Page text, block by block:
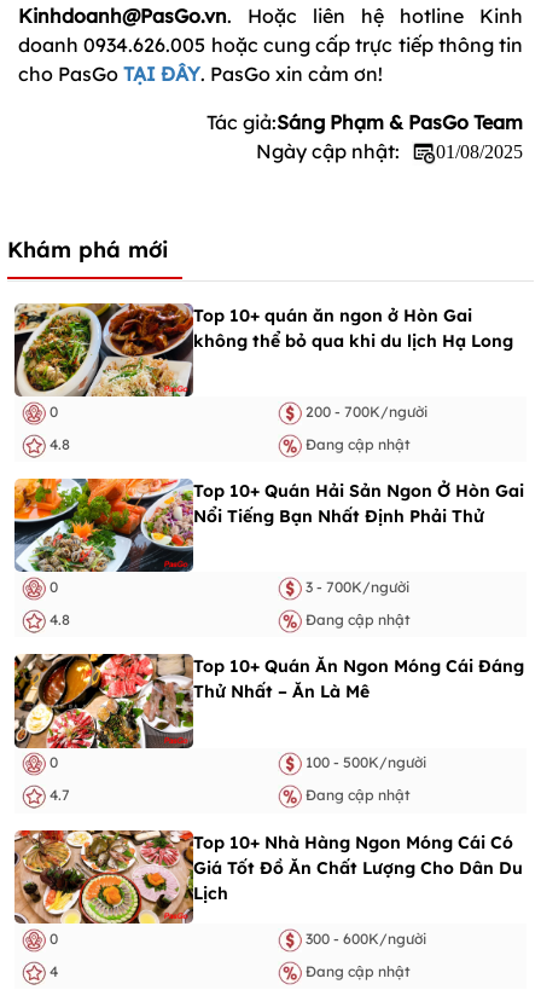
Kinhdoanh@PasGo.vn. Hoặc liên hệ hotline Kinh
doanh 0934.626.005 hoặc cung cấp trực tiếp thông tin
cho PasGo TẠI ĐÂY. PasGo xin cảm ơn!
Tác giả:Sáng Phạm & PasGo Team
Ngày cập nhật:
01/08/2025
Khám phá mới
Top 10+ quán ăn ngon ở Hòn Gai
không thể bỏ qua khi du lịch Hạ Long
0
200 - 700K/người
4.8
Đang cập nhật
Top 10+ Quán Hải Sản Ngon Ở Hòn Gai
Nổi Tiếng Bạn Nhất Định Phải Thử
0
3 - 700K/người
4.8
Đang cập nhật
Top 10+ Quán Ăn Ngon Móng Cái Đáng
Thử Nhất – Ăn Là Mê
0
100 - 500K/người
4.7
Đang cập nhật
Top 10+ Nhà Hàng Ngon Móng Cái Có
Giá Tốt Đồ Ăn Chất Lượng Cho Dân Du
Lịch
0
300 - 600K/người
4
Đang cập nhật